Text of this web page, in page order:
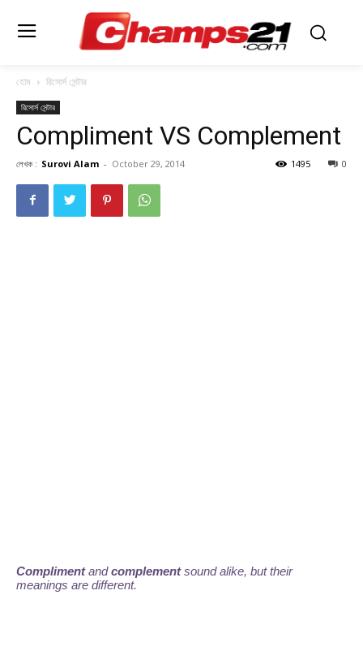
হোম রিসোর্স সেন্টার
রিসোর্স সেন্টার
Compliment VS Complement
লেখক : Surovi Alam - October 29, 2014 0
1495
Complimentandcomplementsound alike, but their
meanings are different.